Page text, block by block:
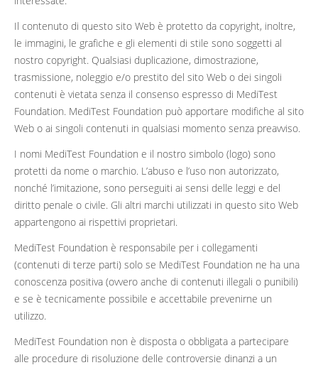
Il contenuto di questo sito Web è protetto da copyright, inoltre,
le immagini, le grafiche e gli elementi di stile sono soggetti al
nostro copyright. Qualsiasi duplicazione, dimostrazione,
trasmissione, noleggio e/o prestito del sito Web o dei singoli
contenuti è vietata senza il consenso espresso di MediTest
Foundation. MediTest Foundation può apportare modifiche al sito
Web o ai singoli contenuti in qualsiasi momento senza preavviso.
I nomi MediTest Foundation e il nostro simbolo (logo) sono
protetti da nome o marchio. L’abuso e l’uso non autorizzato,
nonché l’imitazione, sono perseguiti ai sensi delle leggi e del
diritto penale o civile. Gli altri marchi utilizzati in questo sito Web
appartengono ai rispettivi proprietari.
MediTest Foundation è responsabile per i collegamenti
(contenuti di terze parti) solo se MediTest Foundation ne ha una
conoscenza positiva (ovvero anche di contenuti illegali o punibili)
e se è tecnicamente possibile e accettabile prevenirne un
utilizzo.
MediTest Foundation non è disposta o obbligata a partecipare
alle procedure di risoluzione delle controversie dinanzi a un